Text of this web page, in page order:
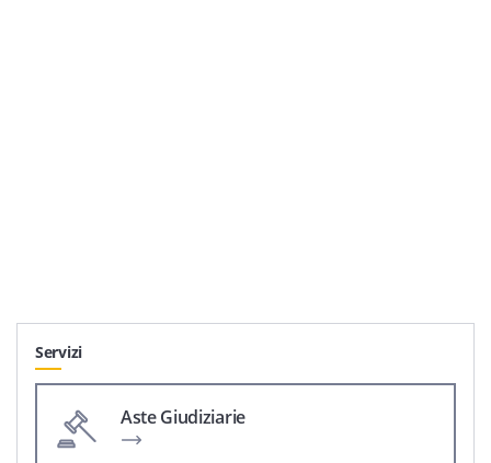
Servizi
Aste Giudiziarie